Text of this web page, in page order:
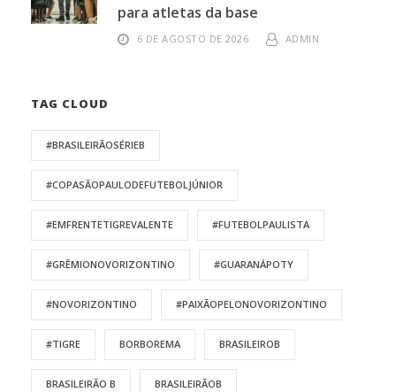
para atletas da base
6 DE AGOSTO DE 2026 ADMIN
TAG CLOUD
#BRASILEIRÃOSÉRIEB
#COPASÃOPAULODEFUTEBOLJÚNIOR
#EMFRENTETIGREVALENTE #FUTEBOLPAULISTA
#GRÊMIONOVORIZONTINO #GUARANÁPOTY
#NOVORIZONTINO #PAIXÃOPELONOVORIZONTINO
#TIGRE BORBOREMA BRASILEIROB
BRASILEIRÃO B BRASILEIRÃOB